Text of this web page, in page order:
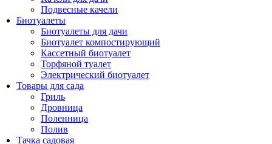
Подвесные качели
Биотуалеты
Биотуалеты для дачи
Биотуалет компостирующий
Кассетный биотуалет
Торфяной туалет
Электрический биотуалет
Товары для сада
Гриль
Дровница
Поленница
Полив
Тачка садовая